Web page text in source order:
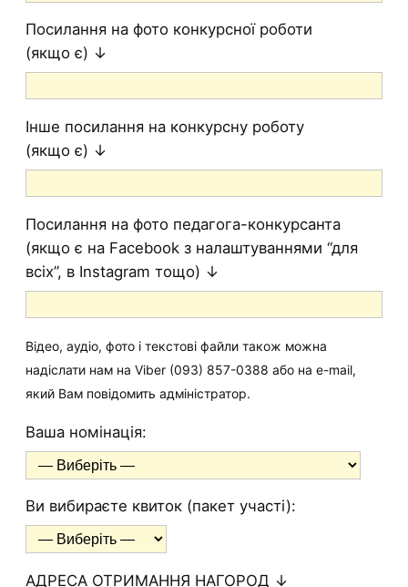
Посилання на фото конкурсної роботи
(якщо є) ↓
Інше посилання на конкурсну роботу
(якщо є) ↓
Посилання на фото педагога-конкурсанта
(якщо є на Facebook з налаштуваннями “для
всіх”, в Instagram тощо) ↓
Відео, аудіо, фото і текстові файли також можна
надіслати нам на Viber (093) 857-0388 або на e-mail,
який Вам повідомить адміністратор.
Ваша номінація:
Ви вибираєте квиток (пакет участі):
АДРЕСА ОТРИМАННЯ НАГОРОД ↓